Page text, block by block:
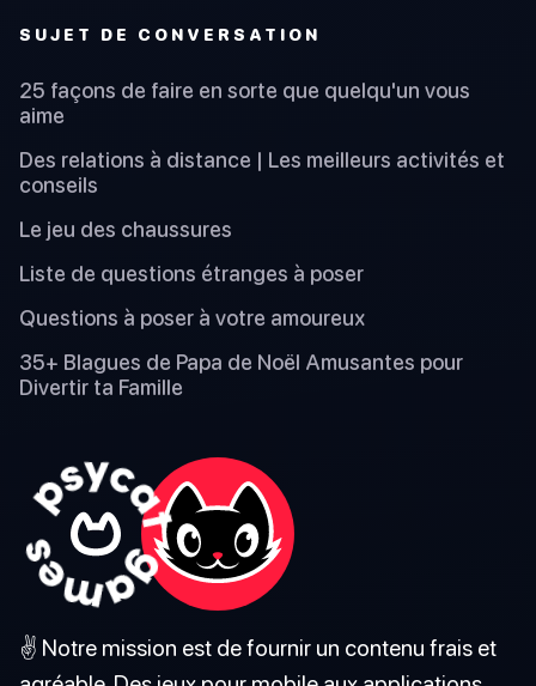
SUJET DE CONVERSATION
25 façons de faire en sorte que quelqu'un vous
aime
Des relations à distance | Les meilleurs activités et
conseils
Le jeu des chaussures
Liste de questions étranges à poser
Questions à poser à votre amoureux
35+ Blagues de Papa de Noël Amusantes pour
Divertir ta Famille
✌️ Notre mission est de fournir un contenu frais et